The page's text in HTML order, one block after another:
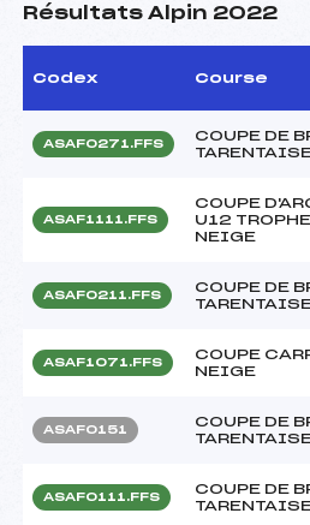
Résultats Alpin 2022
Codex Course
ASAF0271.FFS
COUPE DE
ASAF1111.FFS
COUPE
U12
NEIGE
ASAF0211.FFS
COUPE DE
ASAF1071.FFS
COUPE
NEIGE
ASAF0151
COUPE DE
ASAF0111.FFS
COUPE DE